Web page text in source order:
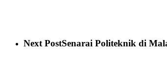
Next PostSenarai Politeknik di